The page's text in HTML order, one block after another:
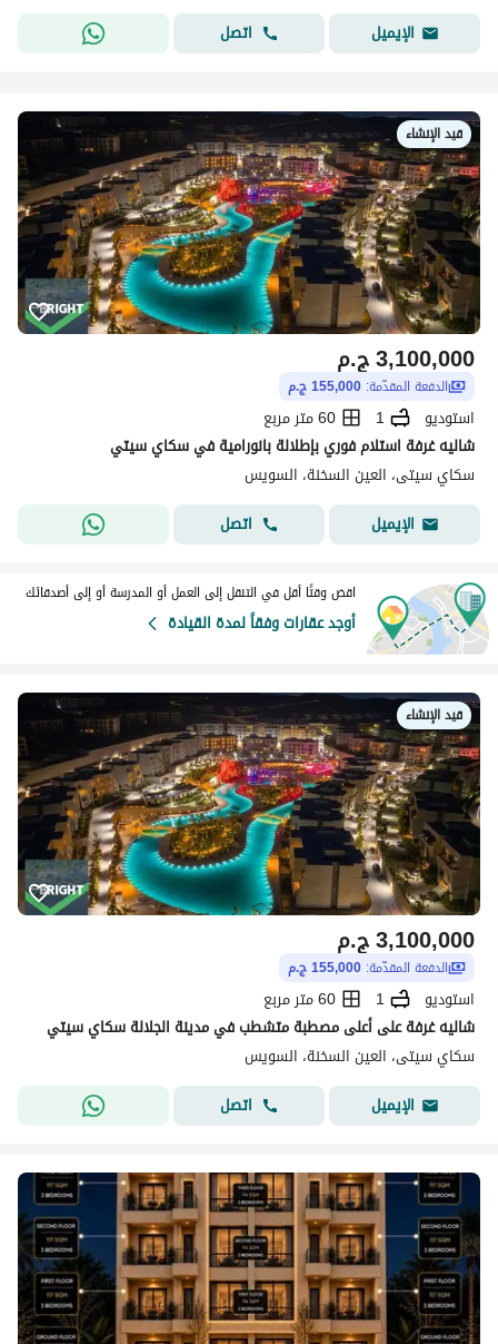
الإيميل
اتصل
قيد الإنشاء
ج.م3,100,000
الدفعة المقدّمة: 155,000 ج.م
استوديو 1
60 متر مربع
شاليه غرفة استلام فوري بإطلالة بانورامية في سكاي سيتي
سكاي سيتى، العين السخنة، السويس
الإيميل
اتصل
اقض وقتًا أقل في التنقل إلى العمل أو المدرسة أو إلى أصدقائك
أوجد عقارات وفقاً لمدة القيادة
قيد الإنشاء
ج.م3,100,000
الدفعة المقدّمة: 155,000 ج.م
استوديو 1
60 متر مربع
شاليه غرفة على أعلى مصطبة متشطب في مدينة الجلالة سكاي سيتي
سكاي سيتى، العين السخنة، السويس
الإيميل
اتصل